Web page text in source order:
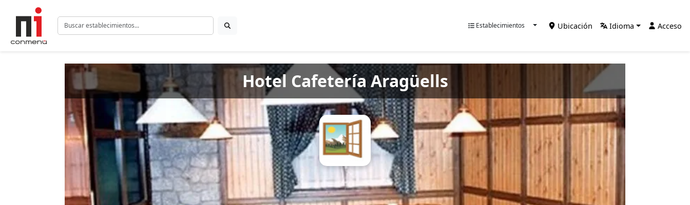
Establecimientos Ubicación Idioma Acceso
Hotel Cafetería Aragüells